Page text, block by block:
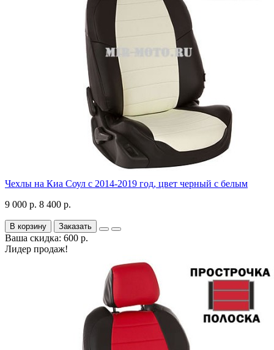
Чехлы на Киа Соул с 2014-2019 год, цвет черный с белым
9 000 р. 8 400 р.
В корзину Заказать
Ваша скидка: 600 р.
Лидер продаж!